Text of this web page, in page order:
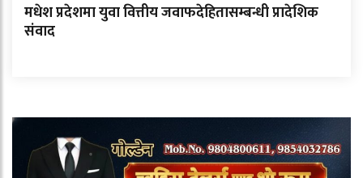
मधेश प्रदेशमा युवा वित्तीय जवाफदेहितासम्बन्धी प्रादेशिक
संवाद